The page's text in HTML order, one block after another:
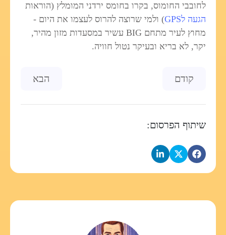
לחובבי החומוס, בקרו בחומס ירדני המומלץ (הוראות
הגעה לGPS
) ולמי שרוצה להרוס לעצמו את היום -
מחוץ לעיר מתחם BIG עשיר במסעדות מזון מהיר,
יקר, לא בריא ובעיקר נטול חוויה.
Previous article: גילויים חדשים על ניוטון
קודם Next article: עולם של מילים
הבא
שיתוף הפרסום: